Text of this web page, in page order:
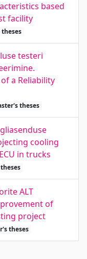
based
facility
testeri
a Reliability
theses
cooling
in trucks
ALT
of
project
theses